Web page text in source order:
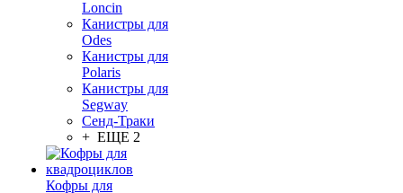
Loncin
Канистры для
Odes
Канистры для
Polaris
Канистры для
Segway
Сенд-Траки
+ ЕЩЕ 2
Кофры для